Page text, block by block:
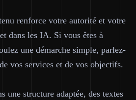
renforce votre autorité et votre
et dans les IA. Si vous êtes à
une démarche simple, parlez-
vos services et de vos objectifs.
une structure adaptée, des textes